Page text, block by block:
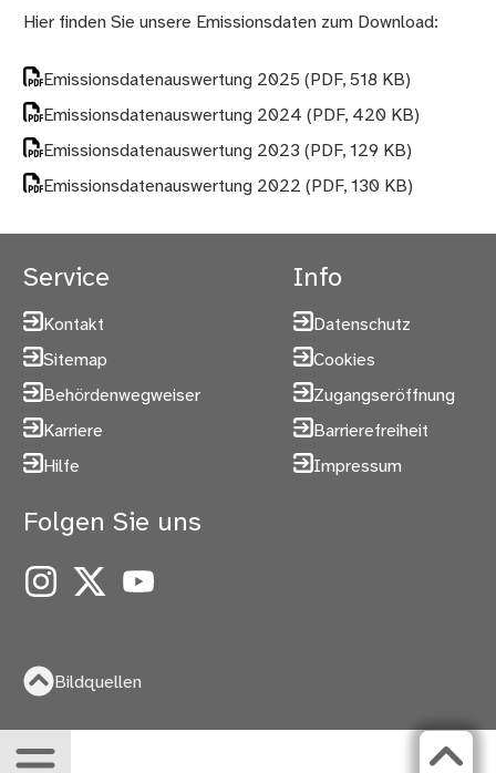
Hier finden Sie unsere Emissionsdaten zum Download:
Emissionsdatenauswertung 2025(PDF, 518 KB)
Emissionsdatenauswertung 2024(PDF, 420 KB)
Emissionsdatenauswertung 2023(PDF, 129 KB)
Emissionsdatenauswertung 2022(PDF, 130 KB)
Service
Kontakt
Sitemap
Behördenwegweiser
Karriere
Hilfe
Info
Datenschutz
Cookies
Zugangseröffnung
Barrierefreiheit
Impressum
Folgen Sie uns
Instagram
X YouTube
Bildquellen